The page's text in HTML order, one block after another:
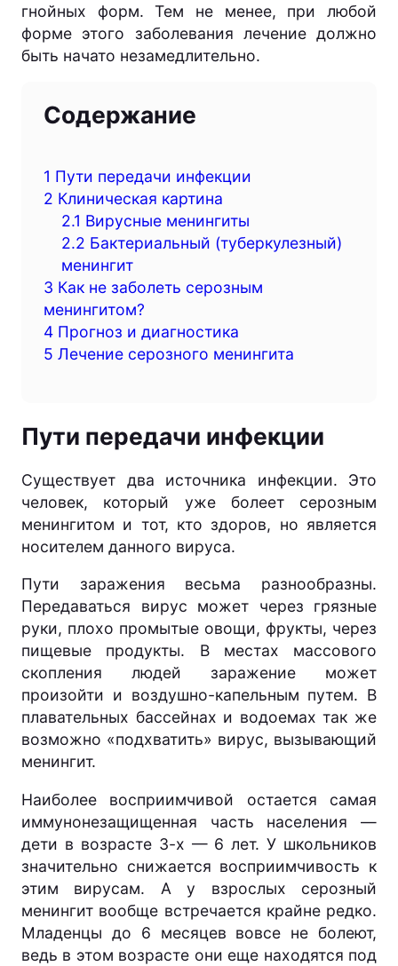
гнойных форм. Тем не менее, при любой
форме этого заболевания лечение должно
быть начато незамедлительно.
Содержание
1 Пути передачи инфекции
2 Клиническая картина
2.1 Вирусные менингиты
2.2 Бактериальный (туберкулезный)
менингит
3 Как не заболеть серозным
менингитом?
4 Прогноз и диагностика
5 Лечение серозного менингита
Пути передачи инфекции
Существует два источника инфекции. Это
человек, который уже болеет серозным
менингитом и тот, кто здоров, но является
носителем данного вируса.
Пути заражения весьма разнообразны.
Передаваться вирус может через грязные
руки, плохо промытые овощи, фрукты, через
пищевые продукты. В местах массового
скопления людей заражение может
произойти и воздушно-капельным путем. В
плавательных бассейнах и водоемах так же
возможно «подхватить» вирус, вызывающий
менингит.
Наиболее восприимчивой остается самая
иммунонезащищенная часть населения —
дети в возрасте 3-х — 6 лет. У школьников
значительно снижается восприимчивость к
этим вирусам. А у взрослых серозный
менингит вообще встречается крайне редко.
Младенцы до 6 месяцев вовсе не болеют,
ведь в этом возрасте они еще находятся под